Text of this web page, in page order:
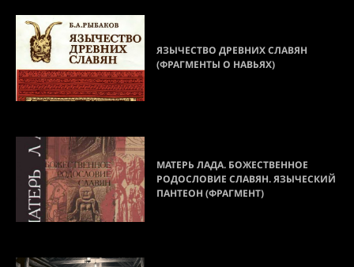
ЯЗЫЧЕСТВО ДРЕВНИХ СЛАВЯН
(ФРАГМЕНТЫ О НАВЬЯХ)
МАТЕРЬ ЛАДА. БОЖЕСТВЕННОЕ
РОДОСЛОВИЕ СЛАВЯН. ЯЗЫЧЕСКИЙ
ПАНТЕОН (ФРАГМЕНТ)